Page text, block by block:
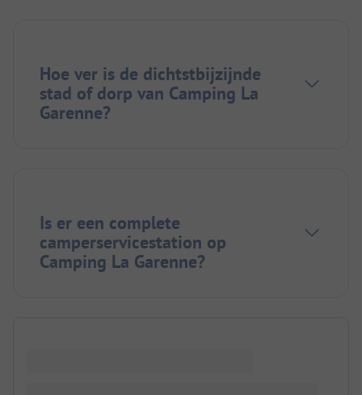
Hoe ver is de dichtstbijzijnde
stad of dorp van Camping La
Garenne?
Is er een complete
camperservicestation op
Camping La Garenne?